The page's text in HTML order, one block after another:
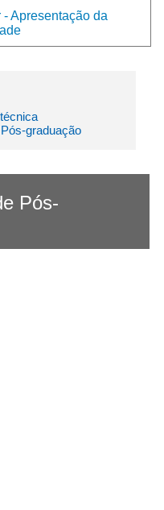
Apresentação da
graduação
Pós-